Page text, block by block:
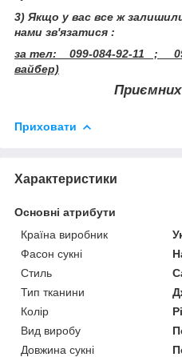
3) Якщо у вас все ж
нами зв'язатися :
за тел: 099-084-92-11 ;
вайбер)
Приховати
Характеристики
Основні атрибути
Країна виробник
Фасон сукні
Стиль
Тип тканини
Колір
Вид виробу
Довжина сукні